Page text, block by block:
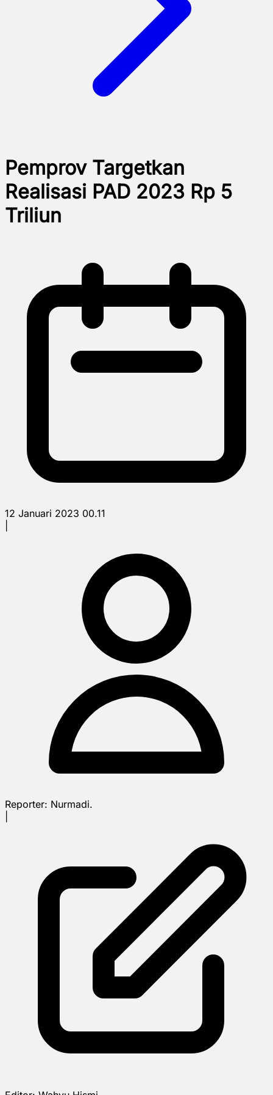
Pemprov Targetkan
Realisasi PAD 2023 Rp 5
Triliun
12 Januari 2023 00.11
Reporter: Nurmadi.